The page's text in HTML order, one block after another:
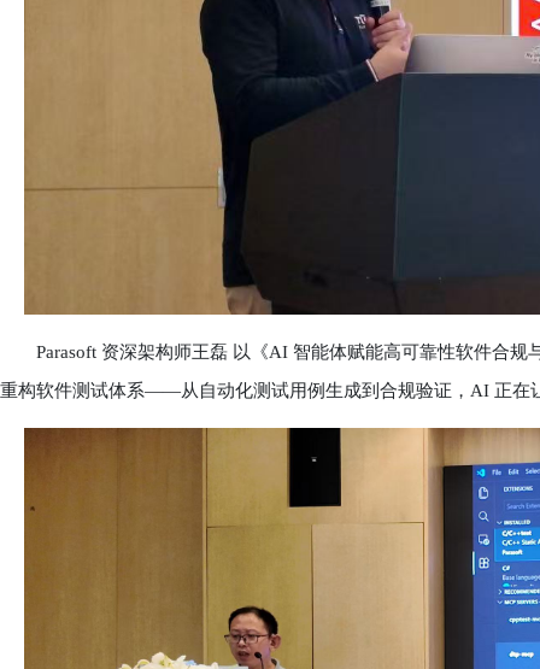
Parasoft 资深架构师王磊 以《AI 智能体赋能高可靠性软件合规
重构软件测试体系——从自动化测试用例生成到合规验证，AI 正在